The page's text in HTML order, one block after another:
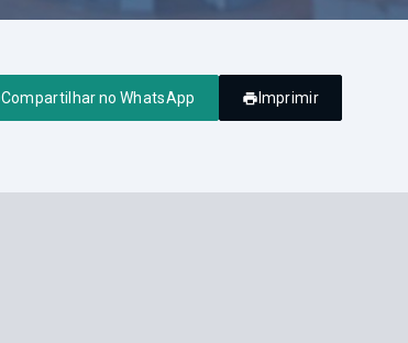
Compartilhar no WhatsApp Imprimir